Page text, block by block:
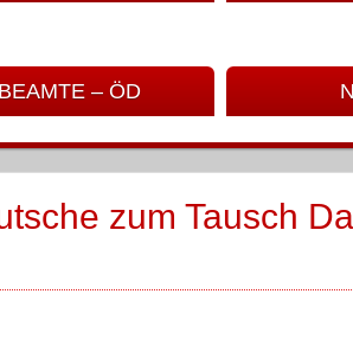
BEAMTE – ÖD
zum Tausch